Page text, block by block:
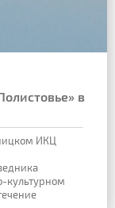
в
ИКЦ
культурном